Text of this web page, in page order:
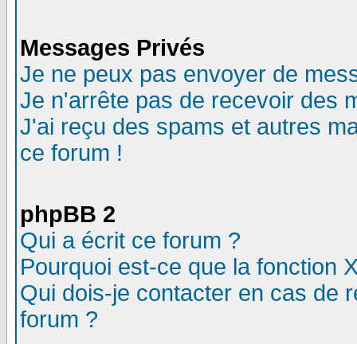
Messages Privés
Je ne peux pas envoyer de
Je n'arrête pas de recevoir des
J'ai reçu des spams et autres
ce forum !
phpBB 2
Qui a écrit ce forum ?
Pourquoi est-ce que la fonction
Qui dois-je contacter en cas de
forum ?